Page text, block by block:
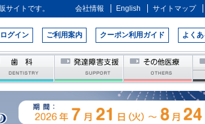
サイトです。 会社情報 English サイトマップ
ログイン ご利用案内 クーポン利用ガイド よく